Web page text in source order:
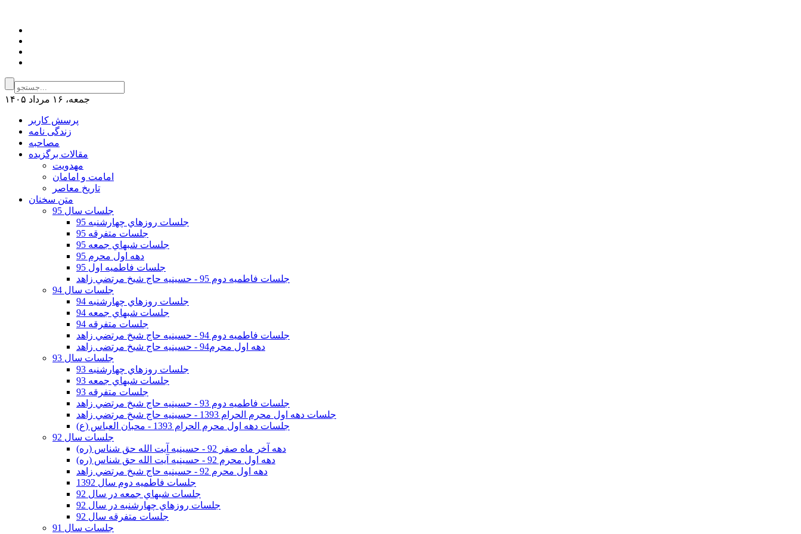
جمعه، ۱۶ مرداد ۱۴۰۵
پرسش کاربر
زندگی نامه
مصاحبه
مقالات برگزیده
مهدویت
امامت و امامان
تاریخ معاصر
متن سخنان
جلسات سال 95
جلسات روزهاي چهارشنبه 95
جلسات متفرقه 95
جلسات شبهاي جمعه 95
دهه اول محرم 95
جلسات فاطمیه اول 95
جلسات فاطمیه دوم 95 - حسينيه حاج شيخ مرتضي زاهد
جلسات سال 94
جلسات روزهاي چهارشنبه 94
جلسات شبهاي جمعه 94
جلسات متفرقه 94
جلسات فاطميه دوم 94 - حسينيه حاج شيخ مرتضي زاهد
دهه اول محرم94 - حسینیه حاج شیخ مرتضی زاهد
جلسات سال 93
جلسات روزهاي چهارشنبه 93
جلسات شبهاي جمعه 93
جلسات متفرقه 93
جلسات فاطميه دوم 93 - حسينيه حاج شيخ مرتضي زاهد
جلسات دهه اول محرم الحرام 1393 - حسينيه حاج شيخ مرتضي زاهد
جلسات دهه اول محرم الحرام 1393 - محبان العباس (ع)
جلسات سال 92
دهه آخر ماه صفر 92 - حسينيه آيت الله حق شناس (ره)
دهه اول محرم 92 - حسينيه آيت الله حق شناس (ره)
دهه اول محرم 92 - حسينيه حاج شيخ مرتضي زاهد
جلسات فاطميه دوم سال 1392
جلسات شبهاي جمعه در سال 92
جلسات روزهاي چهارشنبه در سال 92
جلسات متفرقه سال 92
جلسات سال 91